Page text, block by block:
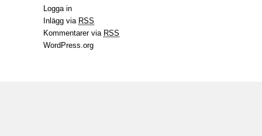
Logga in
Inlägg via RSS
Kommentarer via RSS
WordPress.org